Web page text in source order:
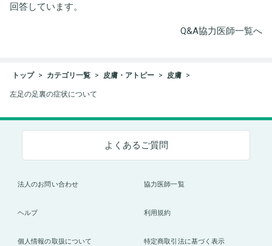
回答しています。
Q&A協力医師一覧へ
トップ カテゴリ一覧 皮膚・アトピー 皮膚
左足の足裏の症状について
よくあるご質問
法人のお問い合わせ 協力医師一覧
ヘルプ 利用規約
個人情報の取扱について 特定商取引法に基づく表示